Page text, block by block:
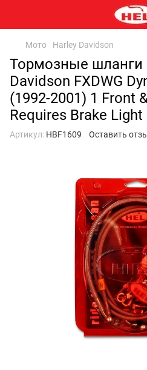
Мото Harley Davidson
Тормозные шланги
Davidson FXDWG
(1992-2001) 1 Front
Requires Brake
Артикул: HBF1609 Оставить